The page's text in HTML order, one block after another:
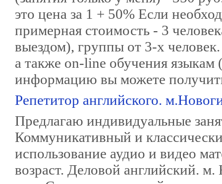
это цена за 1 + 50% Если
примерная стоимость - 3
выездом), группы от 3-х
а также on-line обучения
информацию вы можете
Репетитор английского.
Предлагаю индивидуальные
Коммуникативный и
использование аудио и видео
возраст. Деловой английский.